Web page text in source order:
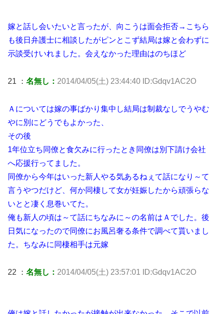
嫁と話し会いたいと言ったが、向こうは面会拒否→こちら
も後日弁護士に相談したがピンとこず結局は嫁と会わずに
示談受けいれました。会えなかった理由はのちほど
21 ： 名無し： 2014/04/05(土) 23:44:40 ID:Gdqv1AC2O
Ａについては嫁の事ばかり集中し結局は制裁なしでうやむ
やに別にどうでもよかった、
その後
1年位立ち同僚と食欠みに行ったとき同僚は別下請け会社
へ応援行ってました。
同僚から今年はいった新人やる気あるねぇて話になり～て
言うやつだけど、何か同棲して女が妊娠したから頑張らな
いとと凄く息巻いてた。
俺も新人の頃は～て話にちなみに～の名前はＡでした。後
日気になったので同僚にお風呂奢る条件で調べて貰いまし
た。ちなみに同棲相手は元嫁
22 ： 名無し： 2014/04/05(土) 23:57:01 ID:Gdqv1AC2O